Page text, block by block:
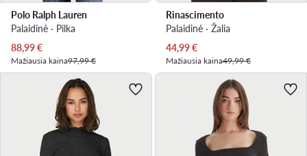
Polo Ralph Lauren
Palaidinė · Pilka
Dabartinė kaina
88,99€
Mažiausia kaina97,99 €
Rinascimento
Palaidinė · Žalia
Dabartinė kaina
44,99€
Mažiausia kaina49,99 €